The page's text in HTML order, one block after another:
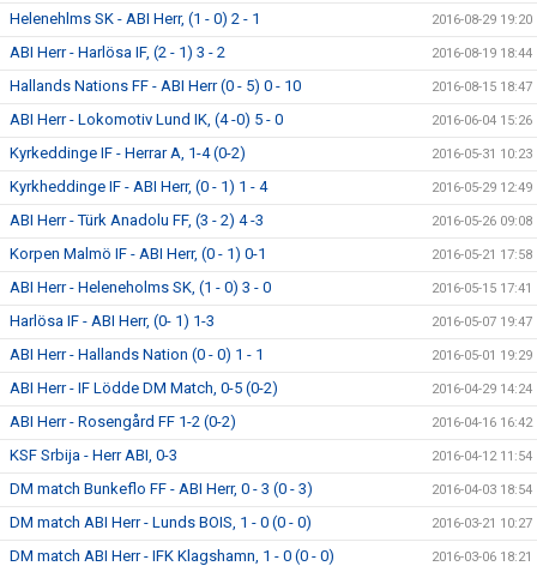
Helenehlms SK - ABI Herr, (1 - 0) 2 - 1 2016-08-29 19:20
ABI Herr - Harlösa IF, (2 - 1) 3 - 2 2016-08-19 18:44
Hallands Nations FF - ABI Herr (0 - 5) 0 - 10 2016-08-15 18:47
ABI Herr - Lokomotiv Lund IK, (4 -0) 5 - 0 2016-06-04 15:26
Kyrkeddinge IF - Herrar A, 1-4 (0-2) 2016-05-31 10:23
Kyrkheddinge IF - ABI Herr, (0 - 1) 1 - 4 2016-05-29 12:49
ABI Herr - Türk Anadolu FF, (3 - 2) 4 -3 2016-05-26 09:08
Korpen Malmö IF - ABI Herr, (0 - 1) 0-1 2016-05-21 17:58
ABI Herr - Heleneholms SK, (1 - 0) 3 - 0 2016-05-15 17:41
Harlösa IF - ABI Herr, (0- 1) 1-3 2016-05-07 19:47
ABI Herr - Hallands Nation (0 - 0) 1 - 1 2016-05-01 19:29
ABI Herr - IF Lödde DM Match, 0-5 (0-2) 2016-04-29 14:24
ABI Herr - Rosengård FF 1-2 (0-2) 2016-04-16 16:42
KSF Srbija - Herr ABI, 0-3 2016-04-12 11:54
DM match Bunkeflo FF - ABI Herr, 0 - 3 (0 - 3) 2016-04-03 18:54
DM match ABI Herr - Lunds BOIS, 1 - 0 (0 - 0) 2016-03-21 10:27
DM match ABI Herr - IFK Klagshamn, 1 - 0 (0 - 0) 2016-03-06 18:21